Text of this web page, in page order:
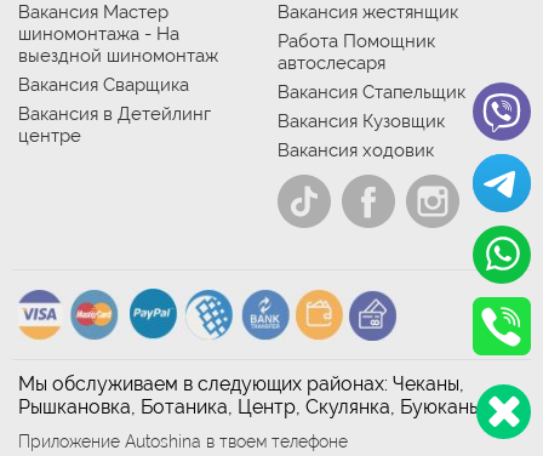
Вакансия Мастер
шиномонтажа - На
выездной шиномонтаж
Вакансия Сварщика
Вакансия в Детейлинг
центре
Вакансия жестянщик
Работа Помощник
автослесаря
Вакансия Стапельщик
Вакансия Кузовщик
Вакансия ходовик
Мы обслуживаем в следующих районах: Чеканы,
Рышкановка, Ботаника, Центр, Скулянка, Буюканы
Приложение Autoshina в твоем телефоне